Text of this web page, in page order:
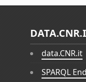
data.CNR.it
SPARQL